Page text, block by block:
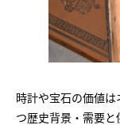
時計や宝石の価値
つ歴史背景・需要